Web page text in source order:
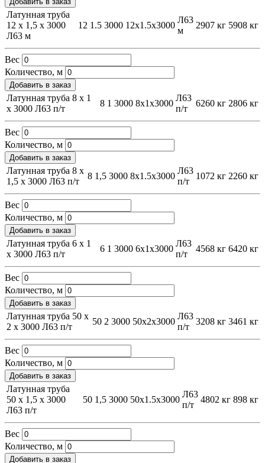
Латунная труба
12 х 1,5 х 3000
Л63 м
12 1.5 3000 12х1.5х3000
Л63
м
2907 кг 5908 кг
Вес
Количество, м
Добавить в заказ
Латунная труба 8 х 1
х 3000 Л63 п/т
8 1 3000 8х1х3000
Л63
п/т
6260 кг 2806 кг
Вес
Количество, м
Добавить в заказ
Латунная труба 8 х
1,5 х 3000 Л63 п/т
8 1,5 3000 8х1.5х3000
Л63
п/т
1072 кг 2260 кг
Вес
Количество, м
Добавить в заказ
Латунная труба 6 х 1
х 3000 Л63 п/т
6 1 3000 6х1х3000
Л63
п/т
4568 кг 6420 кг
Вес
Количество, м
Добавить в заказ
Латунная труба 50 х
2 х 3000 Л63 п/т
50 2 3000 50х2х3000
Л63
п/т
3208 кг 3461 кг
Вес
Количество, м
Добавить в заказ
Латунная труба
50 х 1,5 х 3000
Л63 п/т
50 1,5 3000 50х1.5х3000
Л63
п/т
4802 кг 898 кг
Вес
Количество, м
Добавить в заказ